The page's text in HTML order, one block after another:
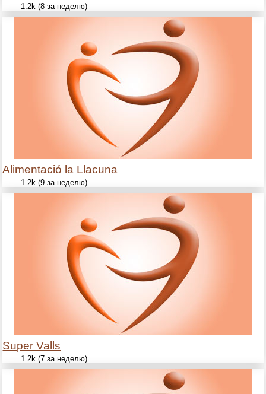
1.2k (8 за неделю)
Alimentació la Llacuna
1.2k (9 за неделю)
Super Valls
1.2k (7 за неделю)